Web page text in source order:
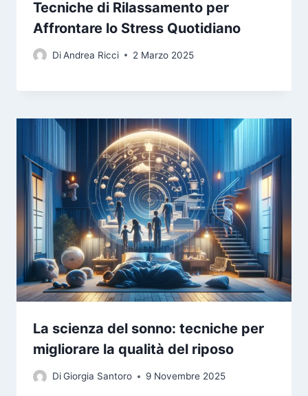
Tecniche di Rilassamento per
Affrontare lo Stress Quotidiano
DiAndrea Ricci 2 Marzo 2025
La scienza del sonno: tecniche per
migliorare la qualità del riposo
DiGiorgia Santoro 9 Novembre 2025